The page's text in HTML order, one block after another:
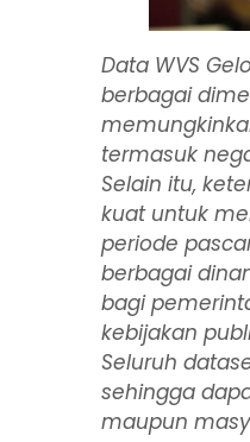
Data WVS
berbagai
termasuk
Selain itu,
kuat untuk
periode
berbagai
bagi
kebijakan
Seluruh
sehingga
maupun